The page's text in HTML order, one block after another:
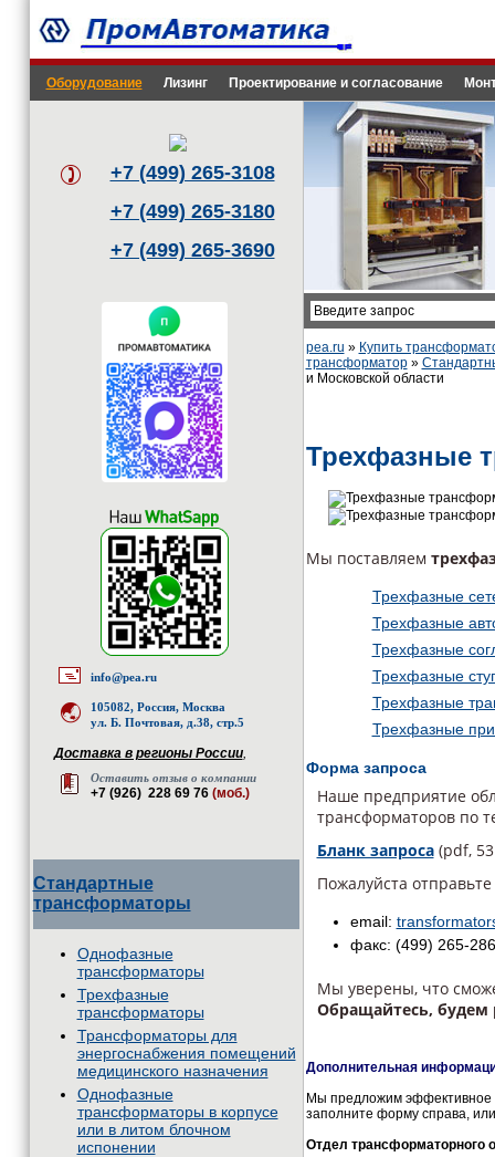
Оборудование Лизинг Проектирование и согласование
+7 (499) 265-3108
+7 (499) 265-3180
+7 (499) 265-3690
info@pea.ru
105082, Россия, Москва
ул. Б. Почтовая, д.38, стр.5
Доставка в регионы России,
Оставить отзыв о компании
+7 (926) 228 69 76 (моб.)
Стандартные
трансформаторы
Однофазные
трансформаторы
Трехфазные
трансформаторы
Трансформаторы для
энергоснабжения помещений
медицинского назначения
Однофазные
трансформаторы в корпусе
или в литом блочном
испонении
pea.ru » Купить
трансформатор»
и Московской области
Трехфазные
Мы поставляем
Трехфазные
Трехфазные
Трехфазные
Трехфазные
Трехфазные
Трехфазные
Форма запроса
Наше предприятие
трансформаторов по
Бланк запроса(pdf,
Пожалуйста
email:
факс: (499) 265-
Мы уверены, что
Обращайтесь, будем
Дополнительная
Мы предложим эффективное
заполните форму справа,
Отдел трансформаторного